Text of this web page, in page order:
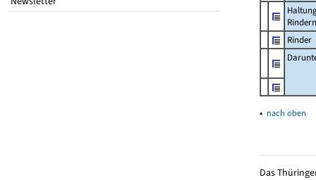
Rindern
Rinder
▴ nach oben
Das